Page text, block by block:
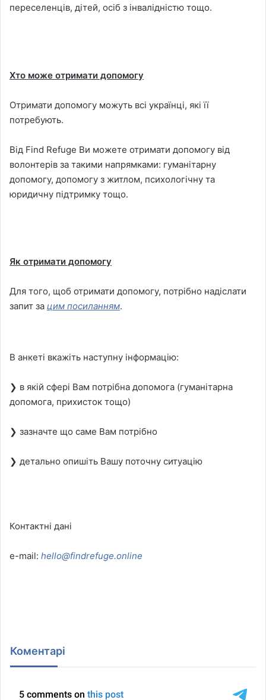
переселенців, дітей, осіб з інвалідністю тощо.
Хто може отримати допомогу
Отримати допомогу можуть всі українці, які її
потребують.
Від Find Refuge Ви можете отримати допомогу від
волонтерів за такими напрямками: гуманітарну
допомогу, допомогу з житлом, психологічну та
юридичну підтримку тощо.
Як отримати допомогу
Для того, щоб отримати допомогу, потрібно надіслати
запит за цим посиланням.
В анкеті вкажіть наступну інформацію:
❯ в якій сфері Вам потрібна допомога (гуманітарна
допомога, прихисток тощо)
❯ зазначте що саме Вам потрібно
❯ детально опишіть Вашу поточну ситуацію
Контактні дані
e-mail: hello@findrefuge.online
Коментарі